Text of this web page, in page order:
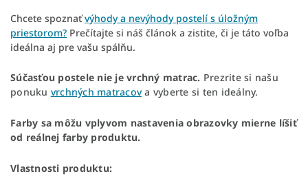
Chcete spoznaťvýhody a nevýhody postelí s úložným
priestorom? Prečítajte si náš článok a zistite, či je táto voľba
ideálna aj pre vašu spálňu.
Súčasťou postele nie je vrchný matrac. Prezrite si našu
ponuku vrchných matracova vyberte si ten ideálny.
Farby sa môžu vplyvom nastavenia obrazovky mierne líšiť
od reálnej farby produktu.
Vlastnosti produktu: